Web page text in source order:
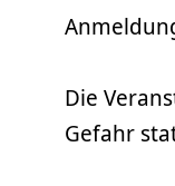
Die
Gefahr